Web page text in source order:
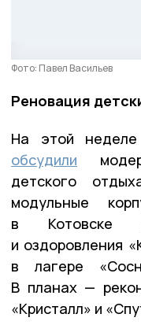
Фото: Павел Васильев
Реновация
На этой неделе
обсудили
детского
модульные
в Котовске
и оздоровления
в лагере
В планах —
«Кристалл» и